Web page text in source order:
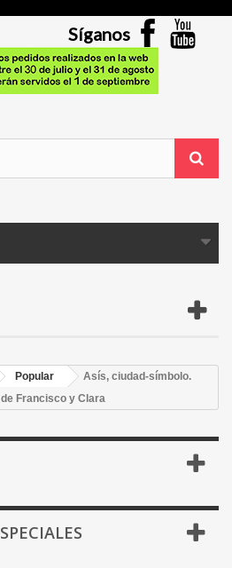
Síganos
Popular
Asís, ciudad-símbolo.
Francisco y Clara